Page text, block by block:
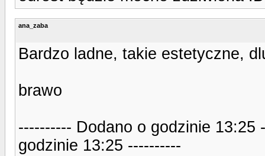
ana_zaba
Bardzo ladne, takie estetyczne,
brawo
---------- Dodano o godzinie 13:25
godzinie 13:25 ----------